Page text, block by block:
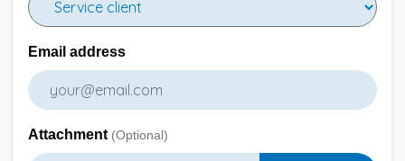
Email address
Attachment (Optional)